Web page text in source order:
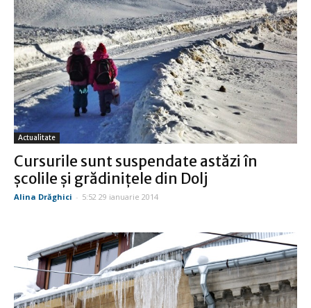
Actualitate
Cursurile sunt suspendate astăzi în
şcolile şi grădiniţele din Dolj
Alina Drăghici - 5:52 29 ianuarie 2014